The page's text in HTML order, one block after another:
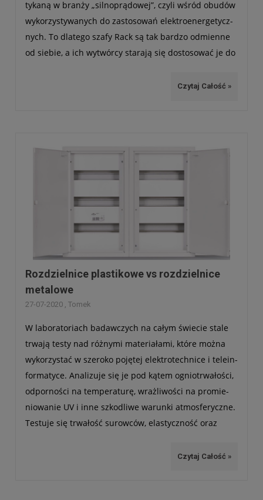
ty­kaną w branży „sil­no­prą­do­wej”, czyli wśród obu­dów
wyko­rzy­sty­wa­nych do zasto­so­wań elek­tro­ener­ge­tycz­
nych. To dla­tego szafy Rack są tak bar­dzo odmienne
od sie­bie, a ich wytwórcy sta­rają się dosto­so­wać je do
powstały m. in. dwu­sek­cyjne (dwu­dzielne) obu­dowy
Czytaj Całość »
Rozdzielnice plastikowe vs rozdzielnice
metalowe
27-07-2020 , Tomek
W labo­ra­to­riach badaw­czych na całym świe­cie stale
trwają testy nad róż­nymi mate­ria­łami, które można
wyko­rzy­stać w sze­roko poję­tej elek­tro­tech­nice i tele­in­
for­ma­tyce. Ana­li­zuje się je pod kątem ognio­trwa­ło­ści,
odpor­no­ści na tem­pe­ra­turę, wraż­li­wo­ści na pro­mie­
nio­wa­nie UV i inne szko­dliwe warunki atmos­fe­ryczne.
Testuje się trwa­łość surow­ców, ela­stycz­ność oraz
w dzie­dzi­nie stan­dar­do­wych obu­dów elek­trycz­nych
Czytaj Całość »